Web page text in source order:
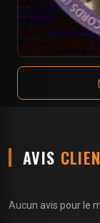
AVIS
Aucun avis pour le